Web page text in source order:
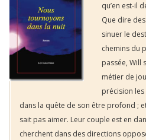
qu’en est-il
Que dire
sinuer le
chemins du
passée, Will
métier de
précision
dans la quête de son être profond ;
sait pas aimer. Leur couple est en
cherchent dans des directions